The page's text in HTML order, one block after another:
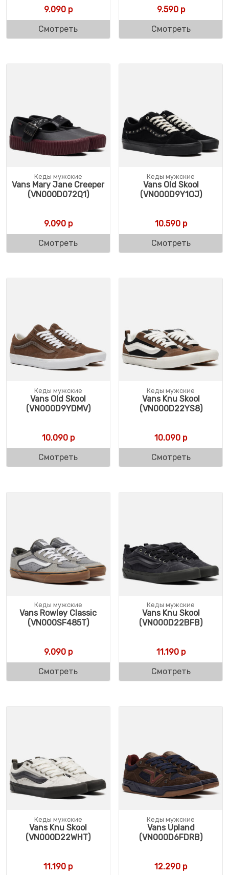
9.090р
Смотреть
9.590р
Смотреть
Кеды мужские
Vans Mary Jane Creeper
(VN000D072Q1)
9.090р
Смотреть
Кеды мужские
Vans Old Skool
(VN000D9Y1OJ)
10.590р
Смотреть
Кеды мужские
Vans Old Skool
(VN000D9YDMV)
10.090р
Смотреть
Кеды мужские
Vans Knu Skool
(VN000D22YS8)
10.090 р
Смотреть
Кеды мужские
Vans Rowley Classic
(VN000SF485T)
9.090р
Смотреть
Кеды мужские
Vans Knu Skool
(VN000D22BFB)
11.190р
Смотреть
Кеды мужские
Vans Knu Skool
(VN000D22WHT)
11.190 р
Кеды мужские
Vans Upland
(VN000D6FDRB)
12.290 р